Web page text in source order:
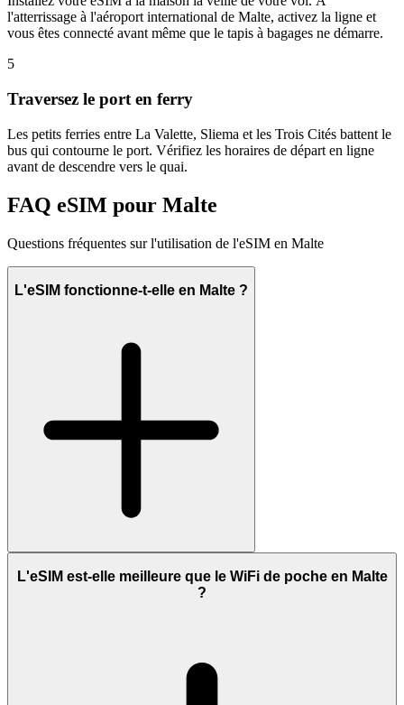
l'atterrissage à l'aéroport international de Malte, activez la ligne et
vous êtes connecté avant même que le tapis à bagages ne démarre.
5
Traversez le port en ferry
Les petits ferries entre La Valette, Sliema et les Trois Cités battent le
bus qui contourne le port. Vérifiez les horaires de départ en ligne
avant de descendre vers le quai.
FAQ eSIM pour Malte
Questions fréquentes sur l'utilisation de l'eSIM en Malte
L'eSIM fonctionne-t-elle en Malte ?
L'eSIM est-elle meilleure que le WiFi de poche en Malte
?